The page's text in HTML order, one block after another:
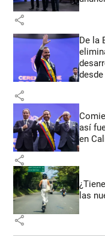
share
De la
share
así
en
share
las
share